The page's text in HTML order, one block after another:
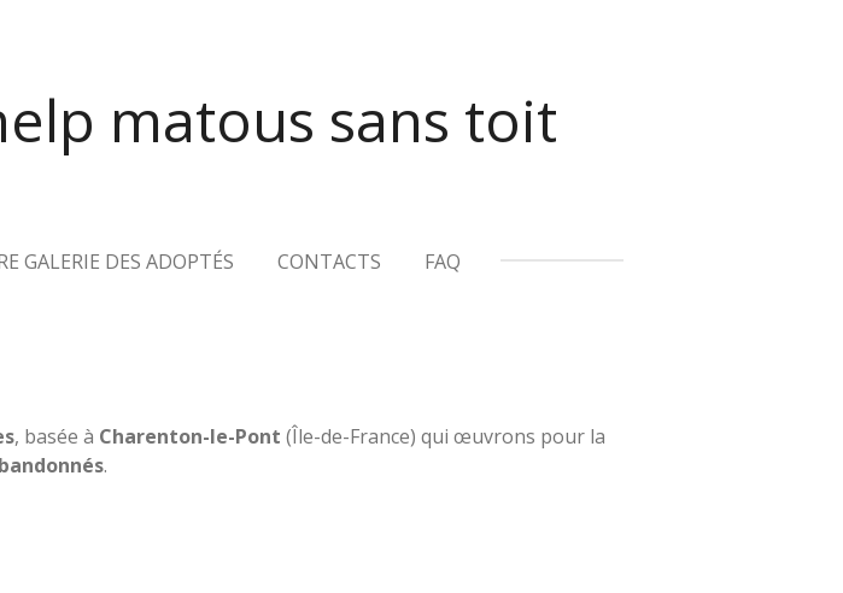
matous sans toit
GALERIE DES ADOPTÉS CONTACTS FAQ
, basée à Charenton-le-Pont (Île-de-France) qui œuvrons pour la
.